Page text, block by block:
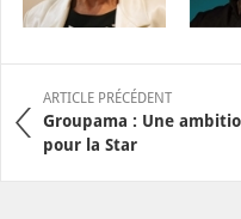
ARTICLE PRÉCÉDENT
Groupama : Une
pour la Star